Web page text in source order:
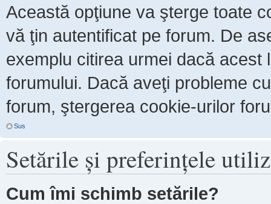
Această opţiune va şterge toate
vă ţin autentificat pe forum. De
exemplu citirea urmei dacă
forumului. Dacă aveţi probleme
forum, ştergerea cookie-urilor
Sus
Setările şi preferinţele
Cum îmi schimb setările?